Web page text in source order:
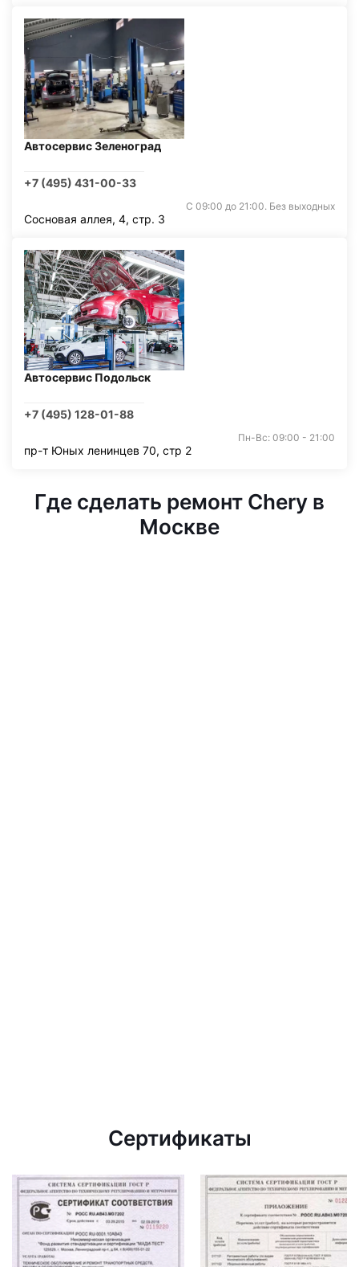
Автосервис Зеленоград
+7 (495) 431-00-33
С 09:00 до 21:00. Без выходных
Сосновая аллея, 4, стр. 3
Автосервис Подольск
+7 (495) 128-01-88
Пн-Вс: 09:00 - 21:00
пр-т Юных ленинцев 70, стр 2
Где сделать ремонт Chery в
Москве
Сертификаты